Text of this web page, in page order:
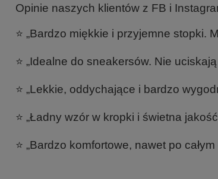
Opinie naszych klientów z FB i
⭐ „Bardzo miękkie i przyjemne stopki.
⭐ „Idealne do sneakersów. Nie
⭐ „Lekkie, oddychające i bardzo
⭐ „Ładny wzór w kropki i świetna
⭐ „Bardzo komfortowe, nawet po